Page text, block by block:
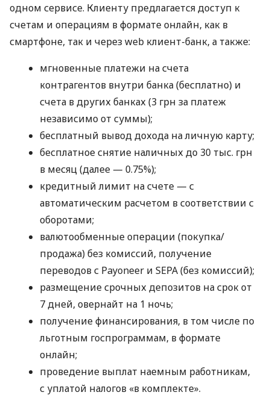
одном сервисе. Клиенту предлагается доступ к
счетам и операциям в формате онлайн, как в
смартфоне, так и через web клиент-банк, а также:
мгновенные платежи на счета
контрагентов внутри банка (бесплатно) и
счета в других банках (3 грн за платеж
независимо от суммы);
бесплатный вывод дохода на личную карту;
бесплатное снятие наличных до 30 тыс. грн
в месяц (далее — 0.75%);
кредитный лимит на счете — с
автоматическим расчетом в соответствии с
оборотами;
валютообменные операции (покупка/
продажа) без комиссий, получение
переводов с Payoneer и SEPA (без комиссий);
размещение срочных депозитов на срок от
7 дней, овернайт на 1 ночь;
получение финансирования, в том числе по
льготным госпрограммам, в формате
онлайн;
проведение выплат наемным работникам,
с уплатой налогов «в комплекте».